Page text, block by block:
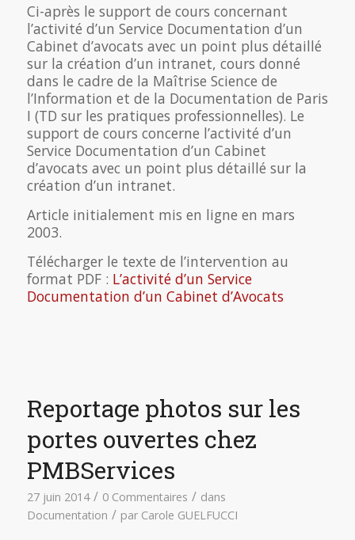
Ci-après le support de cours concernant
l’activité d’un Service Documentation d’un
Cabinet d’avocats avec un point plus détaillé
sur la création d’un intranet, cours donné
dans le cadre de la Maîtrise Science de
l’Information et de la Documentation de Paris
I (TD sur les pratiques professionnelles). Le
support de cours concerne l’activité d’un
Service Documentation d’un Cabinet
d’avocats avec un point plus détaillé sur la
création d’un intranet.
Article initialement mis en ligne en mars
2003.
Télécharger le texte de l’intervention au
format PDF : L’activité d’un Service
Documentation d’un Cabinet d’Avocats
Reportage photos sur les
portes ouvertes chez
PMBServices
27 juin 2014 / 0 Commentaires / dans
Documentation / par Carole GUELFUCCI